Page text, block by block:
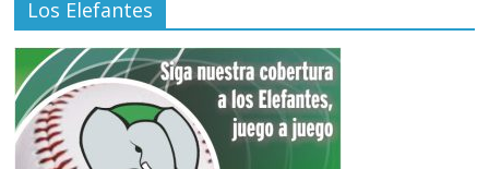
Los Elefantes